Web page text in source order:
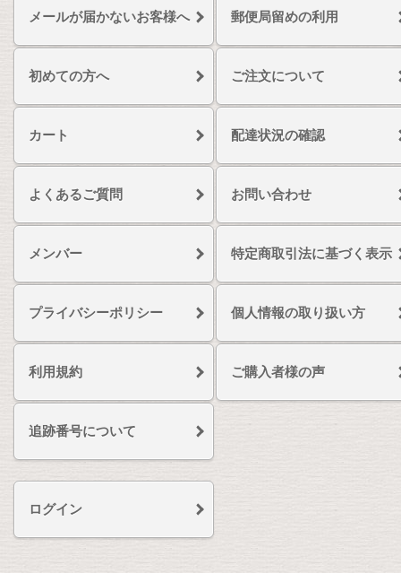
メールが届かないお客様へ 郵便局留めの利用
初めての方へ ご注文について
カート 配達状況の確認
よくあるご質問 お問い合わせ
メンバー 特定商取引法に基づく表示
プライバシーポリシー 個人情報の取り扱い方
利用規約 ご購入者様の声
追跡番号について
ログイン